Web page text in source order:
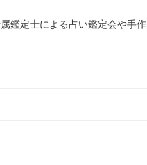
鑑定士による占い鑑定会や手